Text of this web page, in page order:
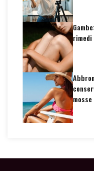
mosse